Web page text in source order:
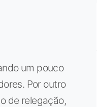
um pouco
Por outro
de relegação,